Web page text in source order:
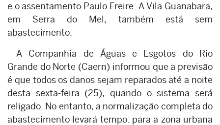
e o assentamento Paulo Freire. A Vila Guanabara,
em Serra do Mel, também está sem
abastecimento.
A Companhia de Águas e Esgotos do Rio
Grande do Norte (Caern) informou que a previsão
é que todos os danos sejam reparados até a noite
desta sexta-feira (25), quando o sistema será
religado. No entanto, a normalização completa do
abastecimento levará tempo: para a zona urbana